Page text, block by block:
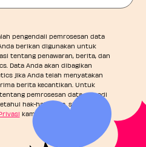
pengendali pemrosesan data
berikan digunakan untuk
tentang penawaran, berita, dan
Data Anda akan dibagikan
jika Anda telah menyatakan
berita kecantikan. Untuk
pemrosesan data pribadi
hak-hak Anda, silakan
kami.